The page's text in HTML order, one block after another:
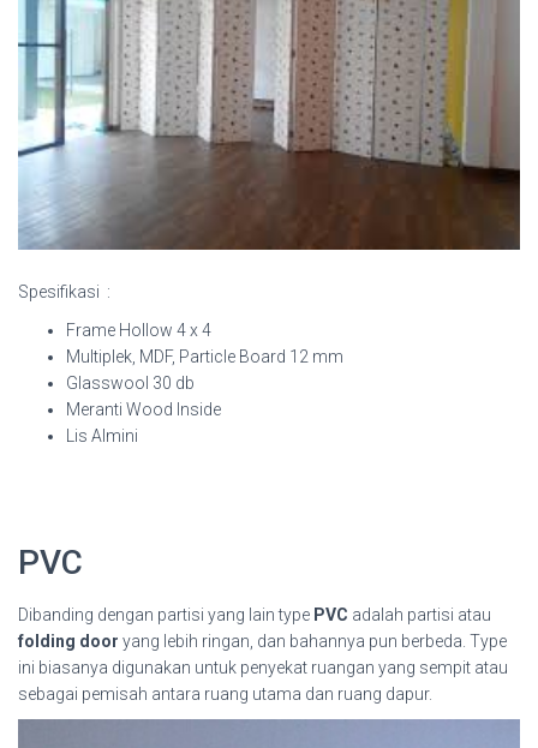
Spesifikasi :
Frame Hollow 4 x 4
Multiplek, MDF, Particle Board 12 mm
Glasswool 30 db
Meranti Wood Inside
Lis Almini
PVC
Dibanding dengan partisi yang lain type PVC adalah partisi atau
folding door yang lebih ringan, dan bahannya pun berbeda. Type
ini biasanya digunakan untuk penyekat ruangan yang sempit atau
sebagai pemisah antara ruang utama dan ruang dapur.